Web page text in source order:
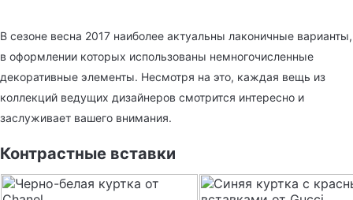
В сезоне весна 2017 наиболее актуальны лаконичные варианты,
в оформлении которых использованы немногочисленные
декоративные элементы. Несмотря на это, каждая вещь из
коллекций ведущих дизайнеров смотрится интересно и
заслуживает вашего внимания.
Контрастные вставки